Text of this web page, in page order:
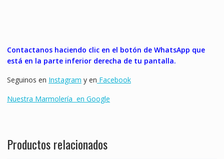
Contactanos haciendo clic en el botón de WhatsApp que
está en la parte inferior derecha de tu pantalla.
Seguinos en Instagram y en Facebook
Nuestra Marmolería en Google
Productos relacionados